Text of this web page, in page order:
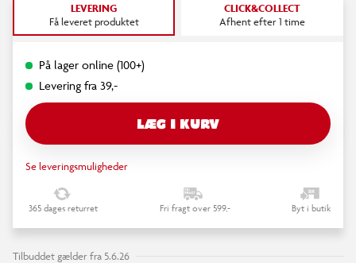
LEVERING
Få leveret produktet
CLICK&COLLECT
Afhent efter 1 time
På lager online (100+)
Levering fra 39,-
LÆG I KURV
Se leveringsmuligheder
365 dages returret Fri fragt over 599,- Byt i butik
Tilbuddet gælder fra 5.6.26